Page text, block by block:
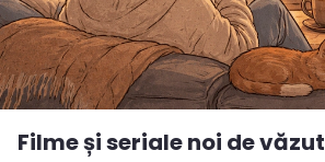
Filme și seriale noi de